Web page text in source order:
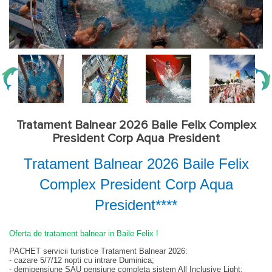
Tratament Balnear 2026 Baile Felix Complex
President Corp Aqua President
Tratament Balnear 2026 Baile Felix
Complex President Corp Aqua
President****
Oferta de tratament balnear in Baile Felix !
PACHET servicii turistice Tratament Balnear 2026:
- cazare 5/7/12 nopti cu intrare Duminica;
- demipensiune SAU pensiune completa sistem All Inclusive Light;